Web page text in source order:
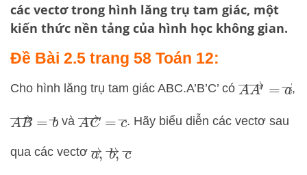
các vectơtrong hình lăng trụ tam giác, một
kiến thức nền tảng của hình học không gian.
Đề Bài 2.5 trang 58 Toán 12:
Cho hình lăng trụ tam giác ABC.A’B’C’ có AA′→=a,
AB→=b→
vàAC→=c →
. Hãy biểu diễn các vectơ sau
qua các vectơ a→, b→